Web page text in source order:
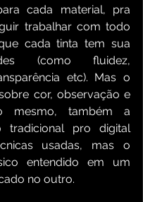
cada material, pra
trabalhar com todo
cada tinta tem sua
(como fluidez,
etc). Mas o
cor, observação e
mesmo, também a
tradicional pro digital
usadas, mas o
entendido em um
no outro.